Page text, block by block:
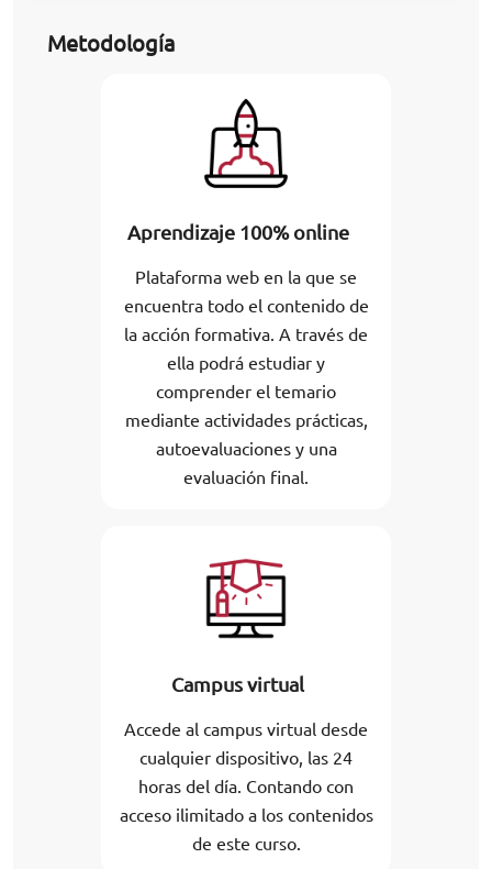
Metodología
Aprendizaje 100% online
Plataforma web en la que se
encuentra todo el contenido de
la acción formativa. A través de
ella podrá estudiar y
comprender el temario
mediante actividades prácticas,
autoevaluaciones y una
evaluación final.
Campus virtual
Accede al campus virtual desde
cualquier dispositivo, las 24
horas del día. Contando con
acceso ilimitado a los contenidos
de este curso.